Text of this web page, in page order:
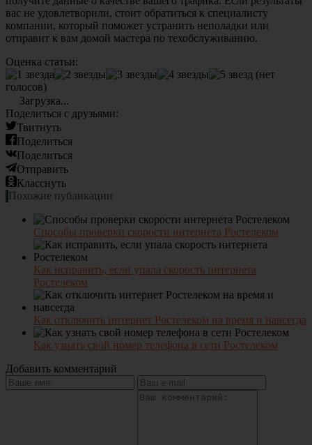
вас не удовлетворили, стоит обратиться к специалисту
компании, который поможет устранить неполадки или
отправит к вам домой мастера по техобслуживанию.
Оценка статьи:
(нет
голосов)
Загрузка...
Поделиться с друзьями:
Твитнуть
Поделиться
Поделиться
Отправить
Класснуть
Похожие публикации
Способы проверки скорости интернета Ростелеком
Как исправить, если упала скорость интернета
Ростелеком
Как отключить интернет Ростелеком на время и навсегда
Как узнать свой номер телефона в сети Ростелеком
Добавить комментарий